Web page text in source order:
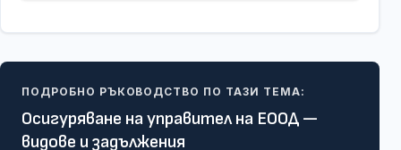
ПОДРОБНО РЪКОВОДСТВО ПО ТАЗИ ТЕМА:
Осигуряване на управител на ЕООД —
видове и задължения